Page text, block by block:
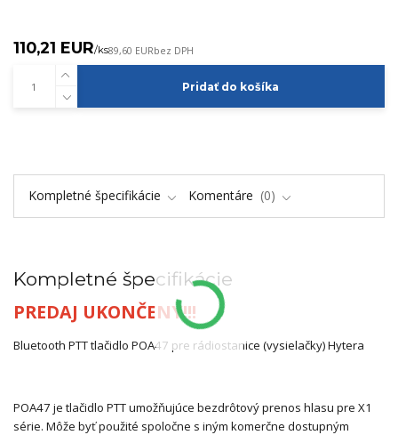
110,21 EUR/ks89,60 EURbez DPH
Pridať do košíka
Kompletné špecifikácie Komentáre 0
Kompletné špecifikácie
PREDAJ UKONČENÝ!!!
Bluetooth PTT tlačidlo POA47 pre rádiostanice (vysielačky) Hytera
POA47 je tlačidlo PTT umožňujúce bezdrôtový prenos hlasu pre X1
série. Môže byť použité spoločne s iným komerčne dostupným